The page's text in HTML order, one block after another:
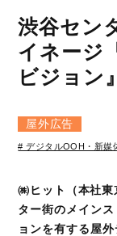
渋谷セン
イネージ
ビジョン
屋外広告
# デジタルOOH・新媒
㈱ヒット（本社
ター街のメイン
ョンを有する屋